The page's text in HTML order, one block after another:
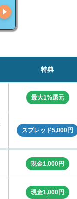
特典
最大1%還元
スプレッド5,000円
現金1,000円
現金1,000円